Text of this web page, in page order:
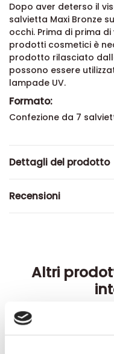
Dopo aver deterso il
salvietta Maxi Bronze
occhi. Prima di prima
prodotti cosmetici è
prodotto rilasciato
possono essere
lampade UV.
Formato:
Confezione da 7
Dettagli del prodotto
Recensioni
Altri
-42%